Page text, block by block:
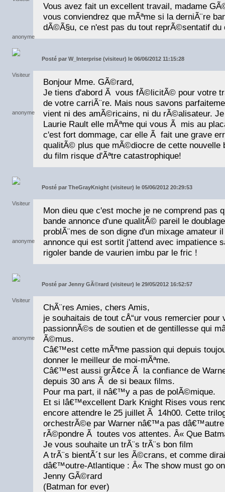
Vous avez fait un excellent travail, madame
vous conviendrez que mÃªme si la derniÃ¨re
dÃ©Ã§u, ce n'est pas du tout reprÃ©sentatif du
Posté par W_Interprise (visiteur) le 06/06/2012 11:15:28
Bonjour Mme. GÃ©rard,
Je tiens d'abord Ã vous fÃ©licitÃ© pour votre
de votre carriÃ¨re. Mais nous savons
vient ni des amÃ©ricains, ni du rÃ©alisateur.
Laurie Rault elle mÃªme qui vous Ã mis au
c'est fort dommage, car elle Ã fait une grave
qualitÃ© plus que mÃ©diocre de cette nouvelle
du film risque d'Ãªtre catastrophique!
Posté par TheGrayKnight (visiteur) le 05/06/2012 20:29:53
Mon dieu que c'est moche je ne comprend pas
bande annonce d'une qualitÃ© pareil le
problÃ¨mes de son digne d'un mixage amateur
annonce qui est sortit j'attend avec impatience
rigoler bande de vaurien imbu par le fric !
Posté par Jenny GÃ©rard (visiteur) le 29/05/2012 16:52:57
ChÃ¨res Amies, chers Amis,
je souhaitais de tout cÅ“ur vous remercier pour
passionnÃ©s de soutien et de gentillesse qui
Ã©mus.
Câ€™est cette mÃªme passion qui depuis
donner le meilleur de moi-mÃªme.
Câ€™est aussi grÃ¢ce Ã la confiance de
depuis 30 ans Ã de si beaux films.
Pour ma part, il nâ€™y a pas de polÃ©mique.
Et si lâ€™excellent Dark Knight Rises vous
encore attendre le 25 juillet Ã 14h00. Cette
orchestrÃ©e par Warner nâ€™a pas dâ€™autre
rÃ©pondre Ã toutes vos attentes. Â« Que
Je vous souhaite un trÃ¨s trÃ¨s bon film
A trÃ¨s bientÃ´t sur les Ã©crans, et comme
dâ€™outre-Atlantique : Â« The show must go
Jenny GÃ©rard
(Batman for ever)